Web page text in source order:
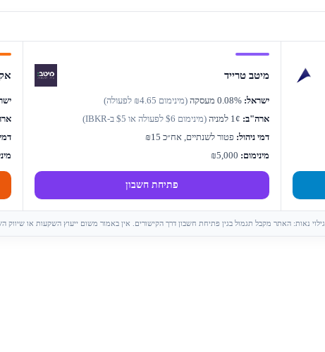
מיטב טרייד
ישראל:
(מינימום ₪4.65 לפעולה)
ארה"ב:
(מינימום $6 לפעולה או $5 ב-IBKR)
דמי ניהול: פטור לשנתיים, אח״כ ₪15
מינימום:
פתיחת חשבון
גילוי נאות: האתר מקבל תגמול בגין פתיחת חשבון דרך הקישורים. אין באמור משום ייעוץ השקעות או שיווק